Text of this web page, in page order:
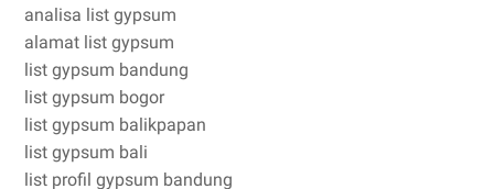
analisa list gypsum
alamat list gypsum
list gypsum bandung
list gypsum bogor
list gypsum balikpapan
list gypsum bali
list profil gypsum bandung